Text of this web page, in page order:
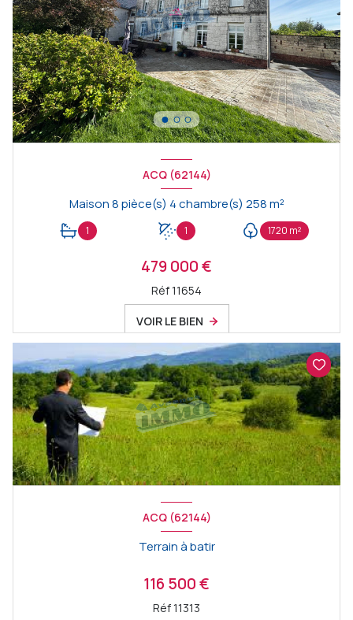
ACQ (62144)
Maison 8 pièce(s) 4 chambre(s) 258 m²
1 1 1720 m²
479 000 €
Réf 11654
VOIR LE BIEN
ACQ (62144)
Terrain à batir
116 500 €
Réf 11313